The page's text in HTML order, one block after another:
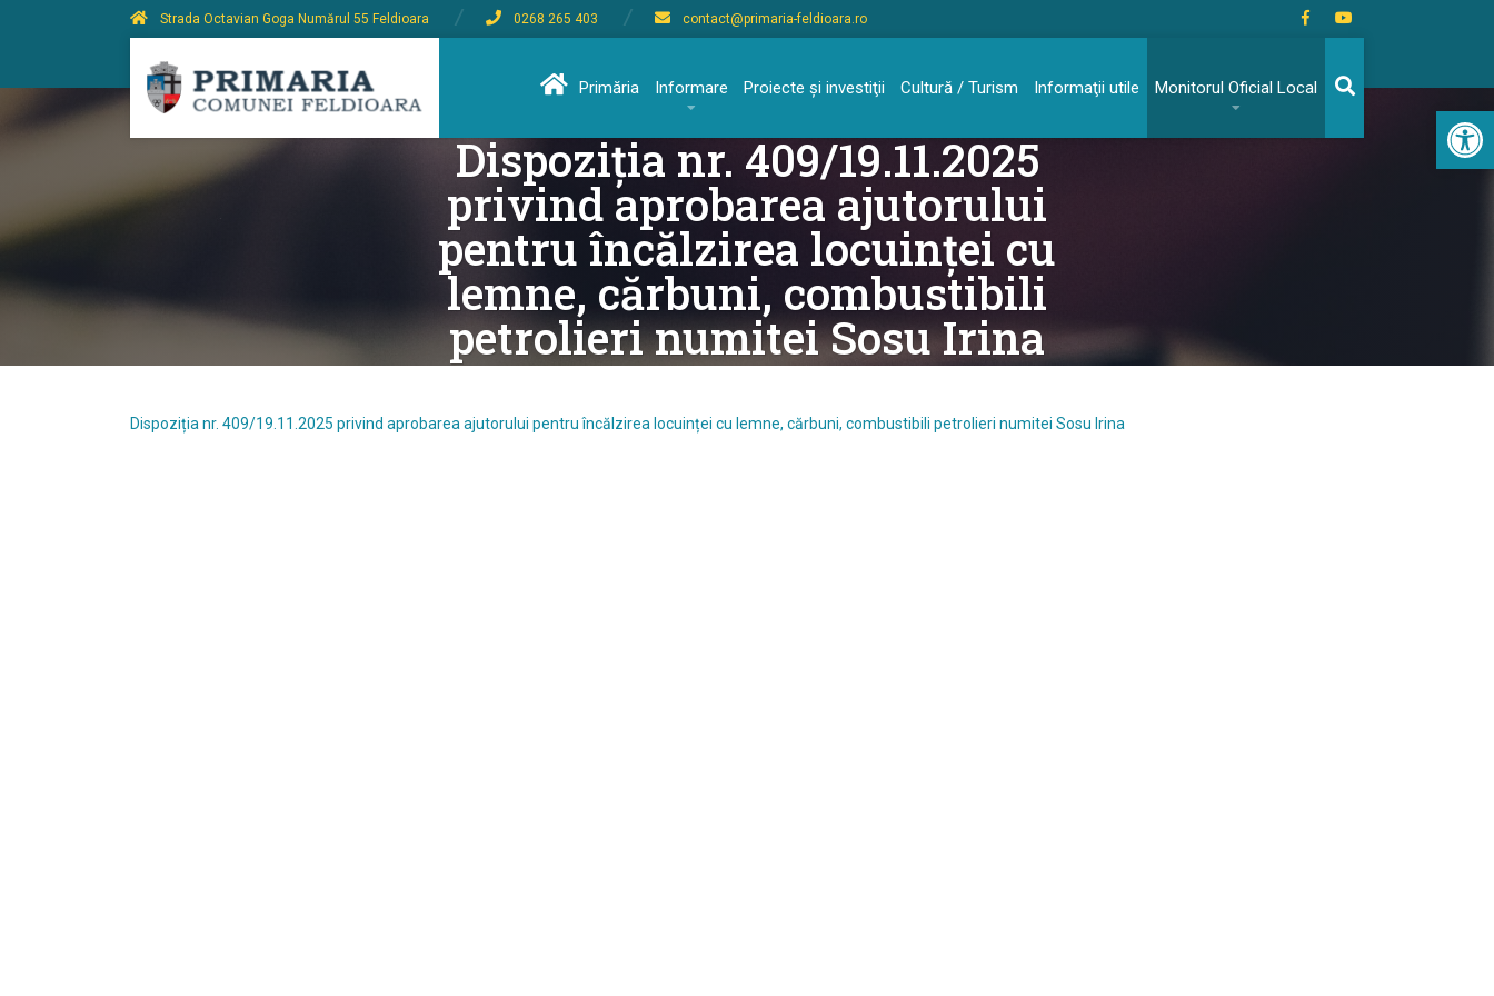
Strada Octavian Goga Numărul 55 Feldioara 0268 265 403 contact@primaria-feldioara.ro
Primăria Informare Proiecte şi investiţii Cultură / Turism Informaţii utile Monitorul Oficial Local
Dispoziția nr. 409/19.11.2025
privind aprobarea ajutorului
pentru încălzirea locuinței cu
lemne, cărbuni, combustibili
petrolieri numitei Sosu Irina
Dispoziția nr. 409/19.11.2025 privind aprobarea ajutorului pentru încălzirea locuinței cu lemne, cărbuni, combustibili petrolieri numitei Sosu Irina